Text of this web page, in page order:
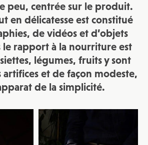
peu, centrée sur le produit.
en délicatesse est constitué
de vidéos et d’objets
le rapport à la nourriture est
légumes, fruits y sont
artifices et de façon modeste,
de la simplicité.